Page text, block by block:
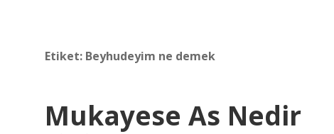
Etiket: Beyhudeyim ne demek
Mukayese As Nedir